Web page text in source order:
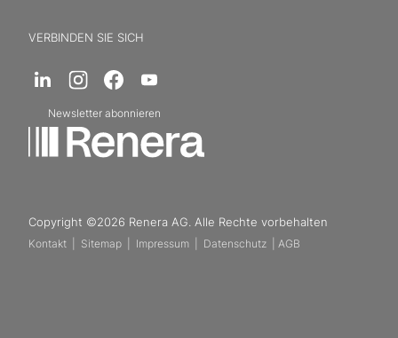
VERBINDEN SIE SICH
Newsletter abonnieren
Copyright ©2026 Renera AG. Alle Rechte vorbehalten
Kontakt Sitemap Impressum Datenschutz AGB